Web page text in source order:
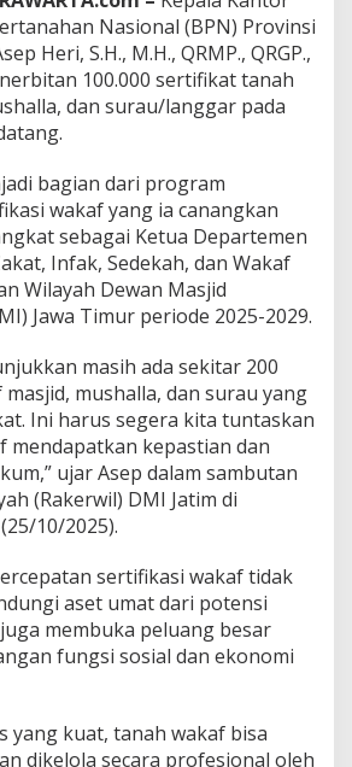
m
K
o
m
e
n
B
P
N
W
u
u
d
k
a
n
1
0
0
b
u
S
e
f
i
Nasional (BPN) Provinsi
Heri, S.H., M.H., QRMP., QRGP.,
100.000 sertifikat tanah
dan surau/langgar pada
bagian dari program
wakaf yang ia canangkan
sebagai Ketua Departemen
Infak, Sedekah, dan Wakaf
Wilayah Dewan Masjid
Jawa Timur periode 2025-2029.
masih ada sekitar 200
mushalla, dan surau yang
Ini harus segera kita tuntaskan
mendapatkan kepastian dan
ujar Asep dalam sambutan
(Rakerwil) DMI Jatim di
10/2025).
sertifikasi wakaf tidak
aset umat dari potensi
membuka peluang besar
fungsi sosial dan ekonomi
yang kuat, tanah wakaf bisa
dikelola secara profesional oleh